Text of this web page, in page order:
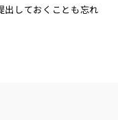
出しておくことも忘れ